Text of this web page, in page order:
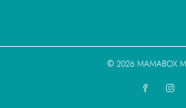
© 2026 MAMABOX